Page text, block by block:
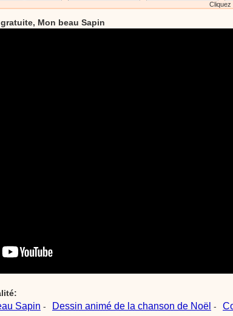
Cliquez
Mon beau Sapin
Sapin - Dessin animé de la chanson de Noël -